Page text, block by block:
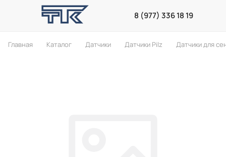
8 (977) 336 18 19
Главная Каталог Датчики Датчики Pilz Датчики для